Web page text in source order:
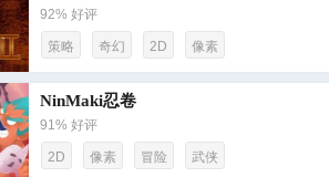
92% 好评
策略 奇幻 2D 像素
NinMaki忍卷
91% 好评
2D 像素 冒险 武侠